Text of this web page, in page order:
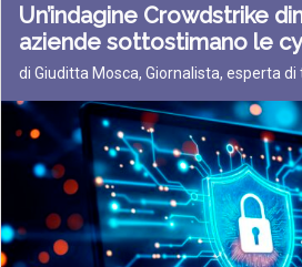
Un’indagine Crowdstrike
aziende sottostimano le
di Giuditta Mosca, Giornalista, esperta di